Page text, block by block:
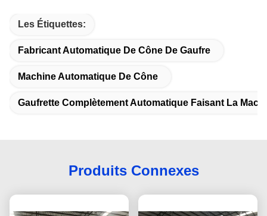
Les Étiquettes:
Fabricant Automatique De Cône De Gaufre
Machine Automatique De Cône
Gaufrette Complètement Automatique Faisant La
Produits Connexes